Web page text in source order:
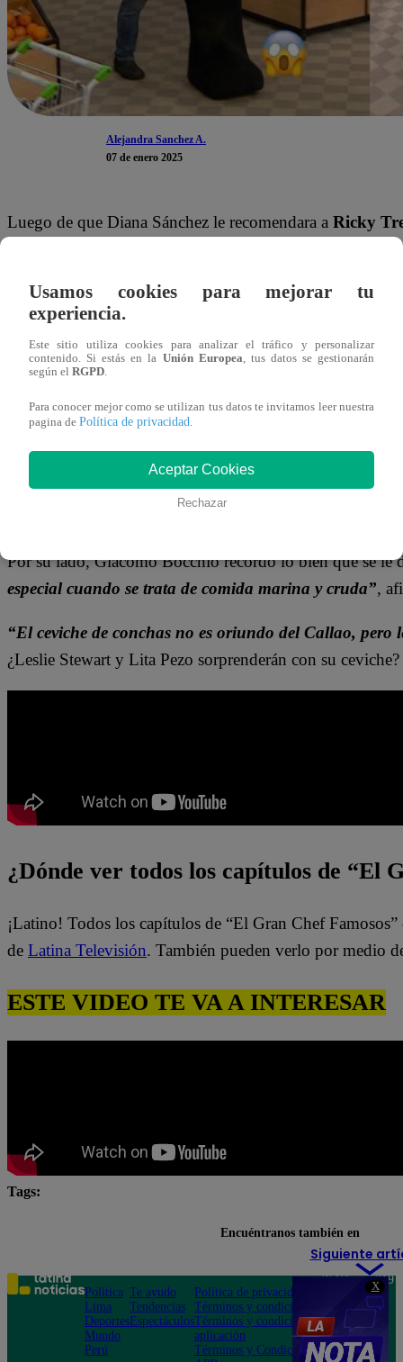
X
Alejandra Sanchez A.
07 de enero 2025
Luego de que Diana Sánchez le recomendara a Ricky
, algunos jurados
“No sería la primera vez de Ricky trabajando con
es exactamente lo mismo, pero el tratamiento es
En cuanto aDiana Sánche z, Masías reconoció que es
travesura”, señaló el jurado.
“Me conoces, pícaro, basta ya. Es 2025, nuestra
presencia de Fernando tengo mis dudas, pero
Por su lado, Giacomo Bocchio recordó lo bien que se le
especial cuando se trata de comida marina y cruda”,
“El ceviche de conchas no es oriundo del Callao, pero
¿Leslie Stewart y Lita Pezo sorprenderán con su ceviche?
¿Dónde ver todos los capítulos de “El
¡Latino! Todos los capítulos de “El Gran Chef
de Latina Televisión. También pueden verlo por medio
ESTE VIDEO TE VA A INTERESAR
Tags:
Siguiente
Usamos cookies para mejorar tu
experiencia.
Este sitio utiliza cookies para analizar el tráfico y personalizar
contenido. Si estás en la Unión Europea, tus datos se gestionarán
según el RGPD.
Para conocer mejor como se utilizan tus datos te invitamos leer nuestra
pagina de Política de privacidad.
Aceptar Cookies
Rechazar
Encuéntranos también en
Política
Lima
Deportes
Mundo
Perú
Te ayudo
Tendencias
Espectáculos
Política de privacidad
Términos y condiciones
Términos y condiciones
aplicación
Términos y Condiciones
Teléfono: 219
Av. San
Felipe 968
Jesús María